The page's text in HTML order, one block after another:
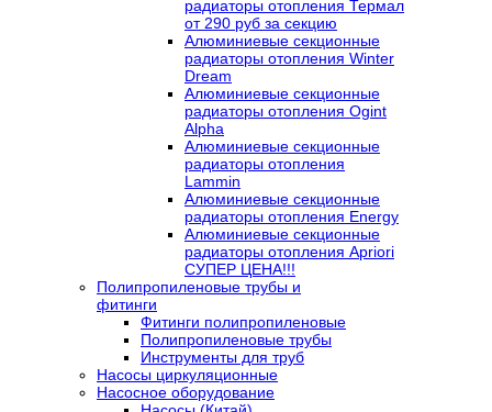
радиаторы отопления Термал
от 290 руб за секцию
Алюминиевые секционные
радиаторы отопления Winter
Dream
Алюминиевые секционные
радиаторы отопления Ogint
Alpha
Алюминиевые секционные
радиаторы отопления
Lammin
Алюминиевые секционные
радиаторы отопления Energy
Алюминиевые секционные
радиаторы отопления Apriori
СУПЕР ЦЕНА!!!
Полипропиленовые трубы и
фитинги
Фитинги полипропиленовые
Полипропиленовые трубы
Инструменты для труб
Насосы циркуляционные
Насосное оборудование